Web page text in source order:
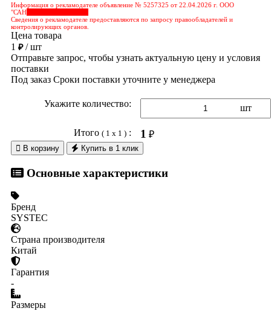
Информация о рекламодателе объявление № 5257325 от 22.04.2026 г. ООО
"САН
Сведения о рекламодателе предоставляются по запросу правообладателей и
контролирующих органов.
Цена товара
1 ₽/ шт
Отправьте запрос, чтобы узнать актуальную цену и условия
поставки
Под заказ Сроки поставки уточните у менеджера
Укажите количество: шт
Итого ( 1 x 1 ): 1 ₽
 В корзину Купить в 1 клик
Основные характеристики
Бренд
SYSTEC
Страна производителя
Китай
Гарантия
-
Размеры